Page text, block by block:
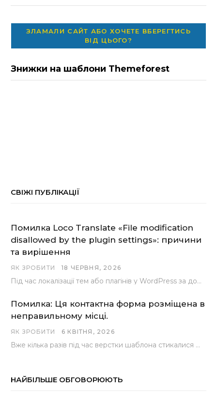
ЗЛАМАЛИ САЙТ АБО ХОЧЕТЕ ВБЕРЕГТИСЬ
ВІД ЦЬОГО?
Знижки на шаблони Themeforest
СВІЖІ ПУБЛІКАЦІЇ
Помилка Loco Translate «File modification
disallowed by the plugin settings»: причини
та вирішення
ЯК ЗРОБИТИ 18 ЧЕРВНЯ, 2026
Під час локалізації тем або плагінів у WordPress за допомогою популярного інструменту Loco Translate розробники…
Помилка: Ця контактна форма розміщена в
неправильному місці.
ЯК ЗРОБИТИ 6 КВІТНЯ, 2026
Вже кілька разів під час верстки шаблона стикалися з проблемою, коли замість контактної форми, згенерованої…
НАЙБІЛЬШЕ ОБГОВОРЮЮТЬ